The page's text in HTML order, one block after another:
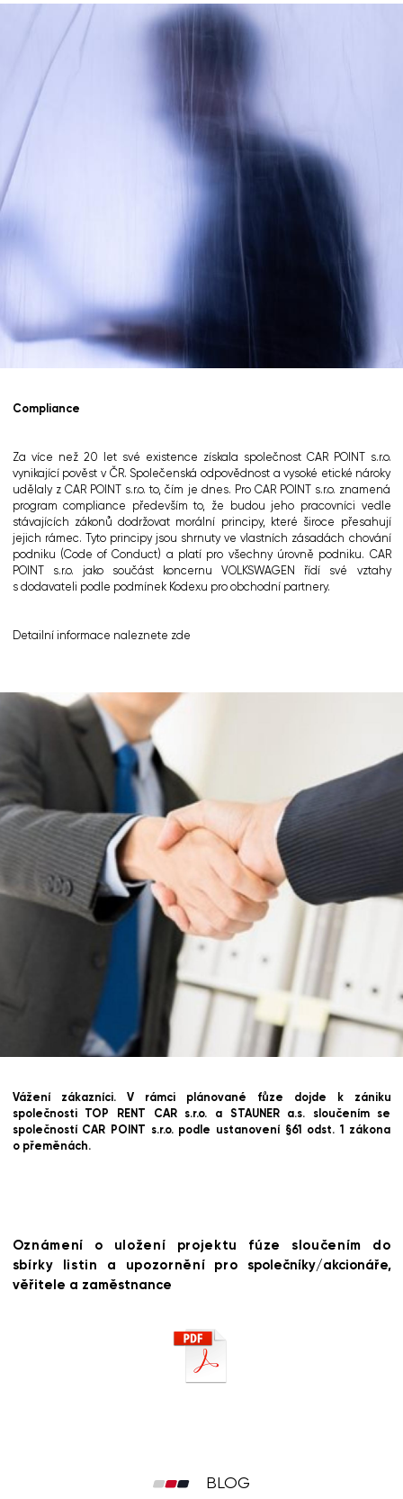
Compliance
Za více než 20 let své existence získala společnost CAR POINT s.r.o.
vynikající pověst v ČR. Společenská odpovědnost a vysoké etické nároky
udělaly z CAR POINT s.r.o. to, čím je dnes. Pro CAR POINT s.r.o. znamená
program compliance především to, že budou jeho pracovníci vedle
stávajících zákonů dodržovat morální principy, které široce přesahují
jejich rámec. Tyto principy jsou shrnuty ve vlastních zásadách chování
podniku (Code of Conduct) a platí pro všechny úrovně podniku. CAR
POINT s.r.o. jako součást koncernu VOLKSWAGEN řídí své vztahy
s dodavateli podle podmínek Kodexu pro obchodní partnery.
Detailní informace naleznete zde
Vážení zákazníci. V rámci plánované fůze dojde k zániku
společnosti TOP RENT CAR s.r.o. a STAUNER a.s. sloučením se
společností CAR POINT s.r.o. podle ustanovení §61 odst. 1 zákona
o přeměnách.
Oznámení o uložení projektu fúze sloučením do
sbírky listin a upozornění pro společníky/akcionáře,
věřitele a zaměstnance
BLOG